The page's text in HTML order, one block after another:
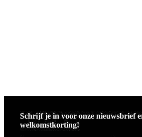
Schrijf je in voor onze nieuwsbrief
welkomstkorting!